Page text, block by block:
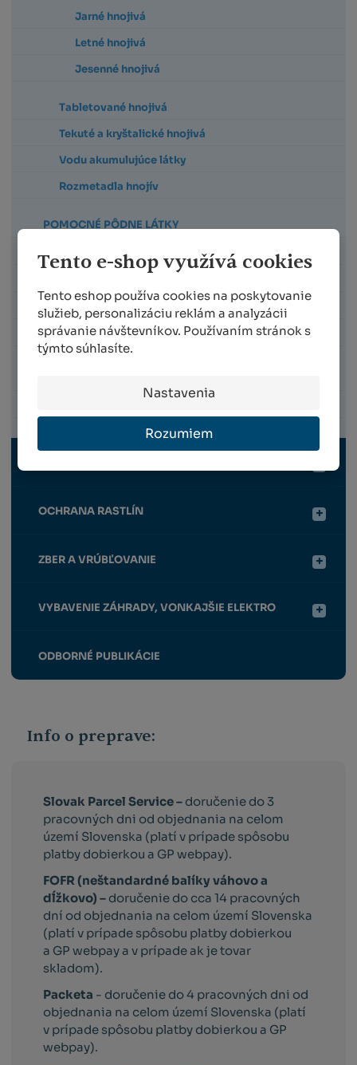
Tento e-shop využívá cookies
Tento eshop používa cookies na poskytovanie
služieb, personalizáciu reklám a analyzácii
správanie návštevníkov. Používaním stránok s
týmto súhlasíte.
Nastavenia
Rozumiem
Jarné hnojivá
Letné hnojivá
Jesenné hnojivá
Tabletované hnojivá
Tekuté a kryštalické hnojivá
Vodu akumulujúce látky
Rozmetadla hnojív
POMOCNÉ PÔDNE LÁTKY
LÁTKY ZLEPŠUJÚCE KVALITU PÔDY
KOMPOSTÉRY
KVETINÁČE A SADBOVAČE
SAMOZAVLAŽOVACIE SYSTÉMY A ČISTENIE
OCHRANA RASTLÍN
ZBER A VRÚBĽOVANIE
VYBAVENIE ZÁHRADY, VONKAJŠIE ELEKTRO
ODBORNÉ PUBLIKÁCIE
Info o preprave:
Slovak Parcel Service – doručenie do 3
pracovných dni od objednania na celom
území Slovenska (platí v prípade spôsobu
platby dobierkou a GP webpay).
FOFR (neštandardné balíky váhovo a
dĺžkovo) – doručenie do cca 14 pracovných
dní od objednania na celom území Slovenska
(platí v prípade spôsobu platby dobierkou
a GP webpay a v prípade ak je tovar
skladom).
Packeta - doručenie do 4 pracovných dni od
objednania na celom území Slovenska (platí
v prípade spôsobu platby dobierkou a GP
webpay).